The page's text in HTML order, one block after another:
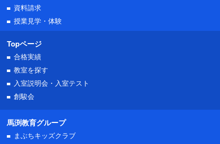
資料請求
授業見学・体験
Topページ
合格実績
教室を探す
入室説明会・ 入室テスト
創駿会
馬渕教育グループ
まぶちキッズクラブ